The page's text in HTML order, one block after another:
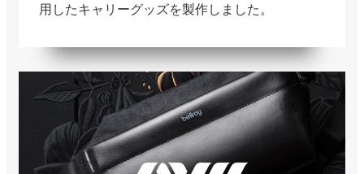
用したキャリーグッズを製作しました。